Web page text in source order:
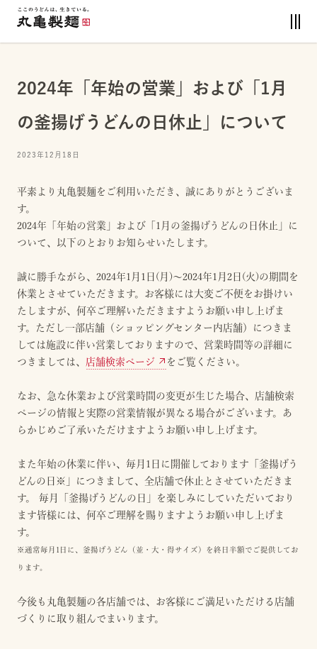
2024年「年始の営業」および「1月
の釜揚げうどんの日休止」について
2023年12月18日
平素より丸亀製麺をご利用いただき、誠にありがとうございま
す。
2024年「年始の営業」および「1月の釜揚げうどんの日休止」に
ついて、以下のとおりお知らせいたします。
誠に勝手ながら、2024年1月1日(月)～2024年1月2日(火)の期間を
休業とさせていただきます。お客様には大変ご不便をお掛けい
たしますが、何卒ご理解いただきますようお願い申し上げま
す。ただし一部店舗（ショッピングセンター内店舗）につきま
しては施設に伴い営業しておりますので、営業時間等の詳細に
つきましては、 店舗検索ページ をご覧ください。
なお、急な休業および営業時間の変更が生じた場合、店舗検索
ページの情報と実際の営業情報が異なる場合がございます。あ
らかじめご了承いただけますようお願い申し上げます。
また年始の休業に伴い、毎月1日に開催しております「釜揚げう
どんの日※」につきまして、全店舗で休止とさせていただきま
す。 毎月「釜揚げうどんの日」を楽しみにしていただいており
ます皆様には、何卒ご理解を賜りますようお願い申し上げま
す。
※通常毎月1日に、釜揚げうどん（並・大・得サイズ）を終日半額でご提供してお
ります。
今後も丸亀製麺の各店舗では、お客様にご満足いただける店舗
づくりに取り組んでまいります。